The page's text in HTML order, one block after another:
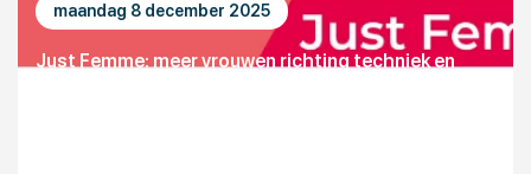
maandag 8 december 2025
Just Femme: meer vrouwen richting techniek en